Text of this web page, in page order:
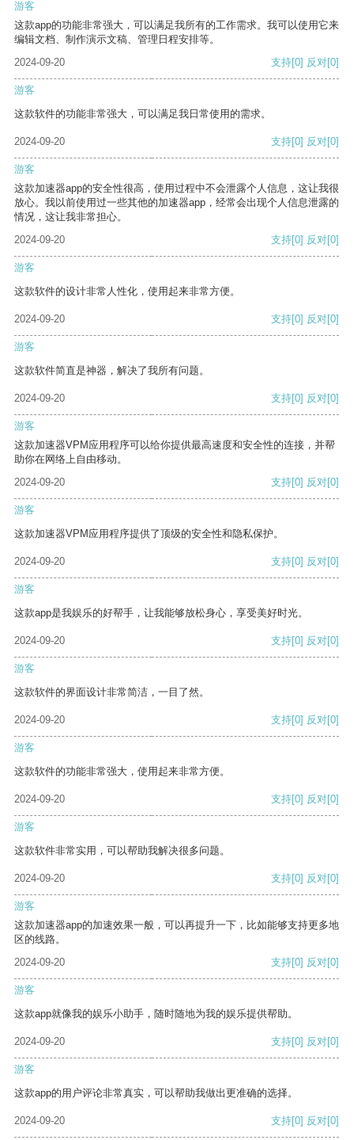
游客
这款app的功能非常强大，可以满足我所有的工作需求。我可以使用它来
编辑文档、制作演示文稿、管理日程安排等。
2024-09-20
支持[0] 反对[0]
游客
这款软件的功能非常强大，可以满足我日常使用的需求。
2024-09-20 支持[0] 反对[0]
游客
这款加速器app的安全性很高，使用过程中不会泄露个人信息，这让我很
放心。我以前使用过一些其他的加速器app，经常会出现个人信息泄露的
情况，这让我非常担心。
2024-09-20
支持[0] 反对[0]
游客
这款软件的设计非常人性化，使用起来非常方便。
2024-09-20 支持[0] 反对[0]
游客
这款软件简直是神器，解决了我所有问题。
2024-09-20 支持[0] 反对[0]
游客
这款加速器VPM应用程序可以给你提供最高速度和安全性的连接，并帮
助你在网络上自由移动。
2024-09-20
支持[0] 反对[0]
游客
这款加速器VPM应用程序提供了顶级的安全性和隐私保护。
2024-09-20 支持[0] 反对[0]
游客
这款app是我娱乐的好帮手，让我能够放松身心，享受美好时光。
2024-09-20 支持[0] 反对[0]
游客
这款软件的界面设计非常简洁，一目了然。
2024-09-20 支持[0] 反对[0]
游客
这款软件的功能非常强大，使用起来非常方便。
2024-09-20 支持[0] 反对[0]
游客
这款软件非常实用，可以帮助我解决很多问题。
2024-09-20 支持[0] 反对[0]
游客
这款加速器app的加速效果一般，可以再提升一下，比如能够支持更多地
区的线路。
2024-09-20
支持[0] 反对[0]
游客
这款app就像我的娱乐小助手，随时随地为我的娱乐提供帮助。
2024-09-20 支持[0] 反对[0]
游客
这款app的用户评论非常真实，可以帮助我做出更准确的选择。
2024-09-20 支持[0] 反对[0]